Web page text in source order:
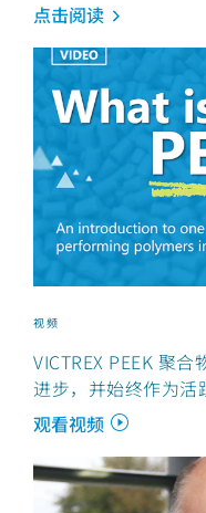
点击阅读
视频
VICTREX PEEK 聚
进步，并始终作为活
观看视频